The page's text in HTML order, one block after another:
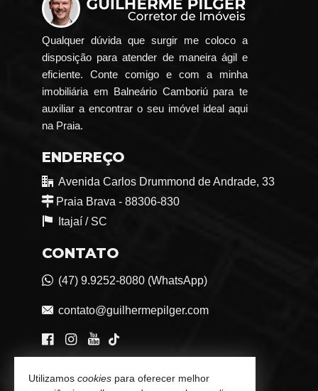
Qualquer dúvida que surgir me coloco a
disposição para atender de maneira ágil e
eficiente. Conte comigo e com a minha
imobiliária em Balneário Camboriú para te
auxiliar a encontrar o seu imóvel ideal aqui
na Praia.
ENDEREÇO
Avenida Carlos Drummond de Andrade, 33
Praia Brava - 88306-830
Itajaí / SC
CONTATO
(47) 9.9252-8080 (WhatsApp)
contato@guilhermepilger.com
VEJA MAIS
Utilizamos cookies para oferecer melhor